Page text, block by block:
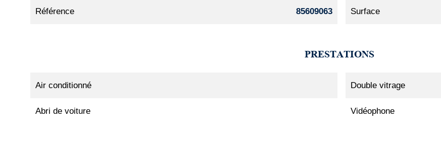
Référence 85609063 Surface
PRESTATIONS
Air conditionné Double vitrage
Abri de voiture Vidéophone